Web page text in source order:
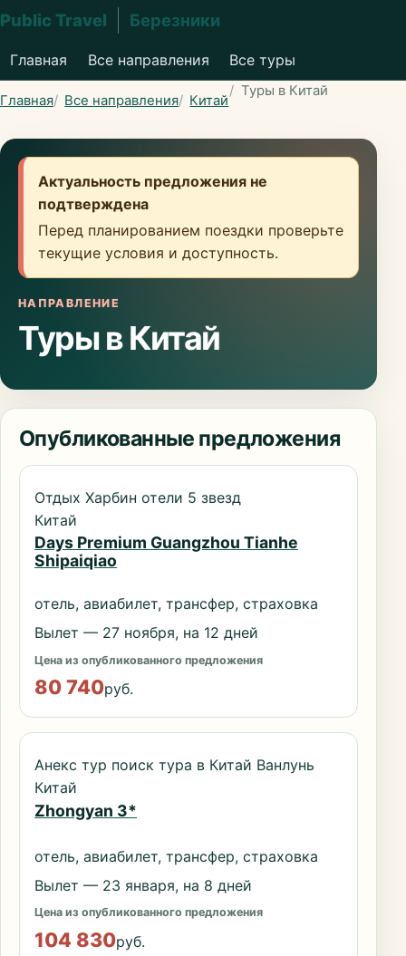
Public Travel Березники
Главная Все направления Все туры
Главная Все направления Китай
Туры в Китай
Актуальность предложения не
подтверждена
Перед планированием поездки проверьте
текущие условия и доступность.
НАПРАВЛЕНИЕ
Туры в Китай
Опубликованные предложения
Отдых Харбин отели 5 звезд
Китай
Days Premium Guangzhou Tianhe
Shipaiqiao
отель, авиабилет, трансфер, страховка
Вылет — 27 ноября, на 12 дней
Цена из опубликованного предложения
80 740руб.
Анекс тур поиск тура в Китай Ванлунь
Китай
Zhongyan 3*
отель, авиабилет, трансфер, страховка
Вылет — 23 января, на 8 дней
Цена из опубликованного предложения
104 830руб.